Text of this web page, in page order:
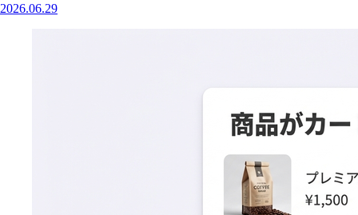
2026.06.29